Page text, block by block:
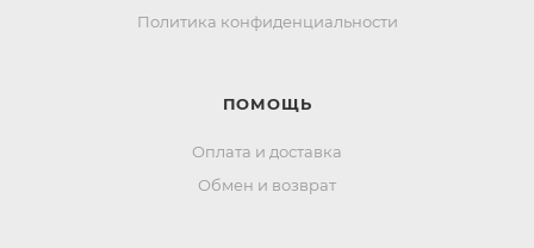
Политика конфиденциальности
ПОМОЩЬ
Оплата и доставка
Обмен и возврат